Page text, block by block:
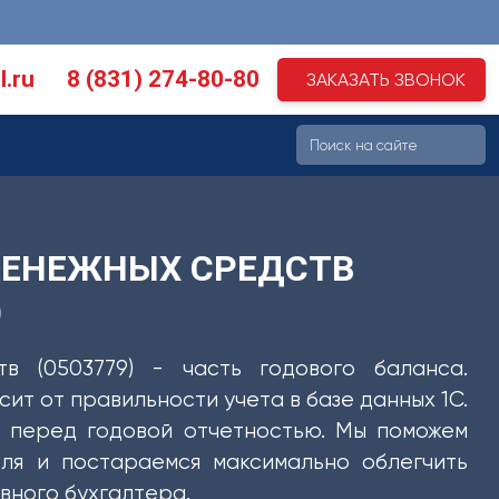
8 (831) 274-80-80 ЗАКАЗАТЬ ЗВОНОК
СРЕДСТВ
(0503779) - часть годового баланса.
от правильности учета в базе данных 1С.
годовой отчетностью. Мы поможем
и постараемся максимально облегчить
бухгалтера.